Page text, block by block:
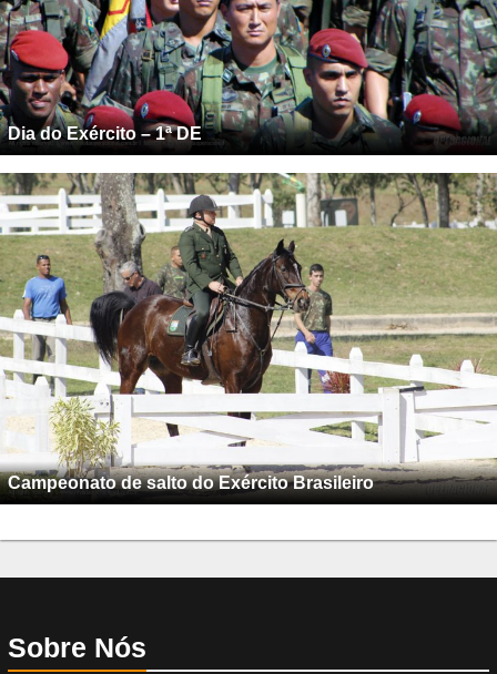
Dia do Exército – 1ª DE
Campeonato de salto do Exército Brasileiro
Sobre Nós